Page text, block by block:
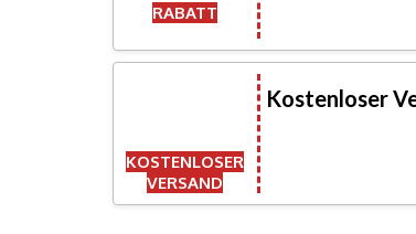
RABATT
KOSTENLOSER
VERSAND
Kostenloser